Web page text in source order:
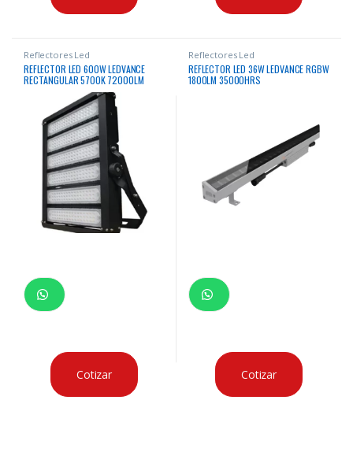
Reflectores Led
REFLECTOR LED 600W LEDVANCE
RECTANGULAR 5700K 72000LM
Cotizar
Reflectores Led
REFLECTOR LED 36W LEDVANCE RGBW
1800LM 35000HRS
Cotizar